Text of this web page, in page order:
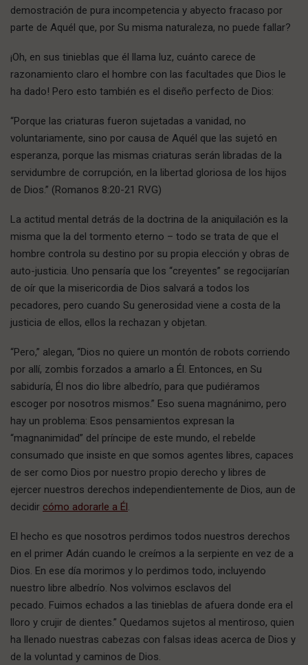
demostración de pura incompetencia y abyecto fracaso por
parte de Aquél que, por Su misma naturaleza, no puede fallar?
¡Oh, en sus tinieblas que él llama luz, cuánto carece de
razonamiento claro el hombre con las facultades que Dios le
ha dado! Pero esto también es el diseño perfecto de Dios:
“Porque las criaturas fueron sujetadas a vanidad, no
voluntariamente, sino por causa de Aquél que las sujetó en
esperanza, porque las mismas criaturas serán libradas de la
servidumbre de corrupción, en la libertad gloriosa de los hijos
de Dios.” (Romanos 8:20-21 RVG)
La actitud mental detrás de la doctrina de la aniquilación es la
misma que la del tormento eterno – todo se trata de que el
hombre controla su destino por su propia elección y obras de
auto-justicia. Uno pensaría que los “creyentes” se regocijarían
de oír que la misericordia de Dios salvará a todos los
pecadores, pero cuando Su generosidad viene a costa de la
justicia de ellos, ellos la rechazan y objetan.
“Pero,” alegan, “Dios no quiere un montón de robots corriendo
por allí, zombis forzados a amarlo a Él. Entonces, en Su
sabiduría, Él nos dio libre albedrío, para que pudiéramos
escoger por nosotros mismos.” Eso suena magnánimo, pero
hay un problema: Esos pensamientos expresan la
“magnanimidad” del príncipe de este mundo, el rebelde
consumado que insiste en que somos agentes libres, capaces
de ser como Dios por nuestro propio derecho y libres de
ejercer nuestros derechos independientemente de Dios, aun de
decidir cómo adorarle a Él
El hecho es que nosotros perdimos todos nuestros derechos
en el primer Adán cuando le creímos a la serpiente en vez de a
Dios. En ese día morimos y lo perdimos todo, incluyendo
nuestro libre albedrío. Nos volvimos esclavos del
pecado. Fuimos echados a las tinieblas de afuera donde era el
lloro y crujir de dientes.” Quedamos sujetos al mentiroso, quien
ha llenado nuestras cabezas con falsas ideas acerca de Dios y
de la voluntad y caminos de Dios.